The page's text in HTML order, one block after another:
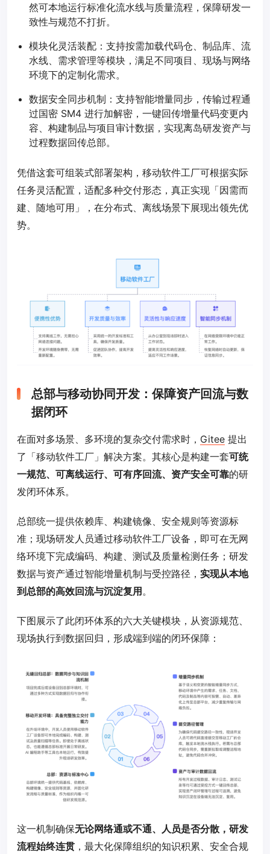
然可本地运行标准化流水线与质量流程，保障研发一
致性与规范不打折。
模块化灵活装配：支持按需加载代码仓、制品库、流
水线、需求管理等模块，满足不同项目、现场与网络
环境下的定制化需求。
数据安全同步机制：支持智能增量同步，传输过程通
过国密 SM4 进行加解密，一键回传增量代码变更内
容、构建制品与项目审计数据，实现离岛研发资产与
过程数据回传总部。
凭借这套可组装式部署架构，移动软件工厂可根据实际
任务灵活配置，适配多种交付形态，真正实现「因需而
建、随地可用」，在分布式、离线场景下展现出领先优
势。
总部与移动协同开发：保障资产回流与数
据闭环
在面对多场景、多环境的复杂交付需求时， Gitee 提出
了「移动软件工厂」解决方案。其核心是构建一套可统
一规范、可离线运行、可有序回流、资产安全可靠的研
发闭环体系。
总部统一提供依赖库、构建镜像、安全规则等资源标
准；现场研发人员通过移动软件工厂设备，即可在无网
络环境下完成编码、构建、测试及质量检测任务；研发
数据与资产通过智能增量机制与受控路径， 实现从本地
到总部的高效回流与沉淀复用 。
下图展示了此闭环体系的六大关键模块，从资源规范、
现场执行到数据回归，形成端到端的闭环保障：
这一机制确保无论网络通或不通、人员是否分散，研发
流程始终连贯 ，最大化保障组织的知识积累、安全合规